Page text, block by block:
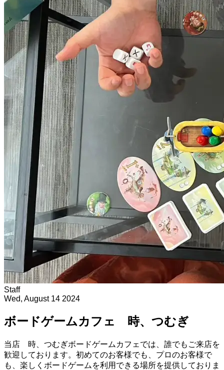
Staff
Wed, August 14 2024
ボードゲームカフェ 時、つむぎ
当店 時、つむぎボードゲームカフェでは、誰でもご来店を
歓迎しております。初めてのお客様でも、プロのお客様で
も、楽しくボードゲームを利用できる場所を提供しておりま